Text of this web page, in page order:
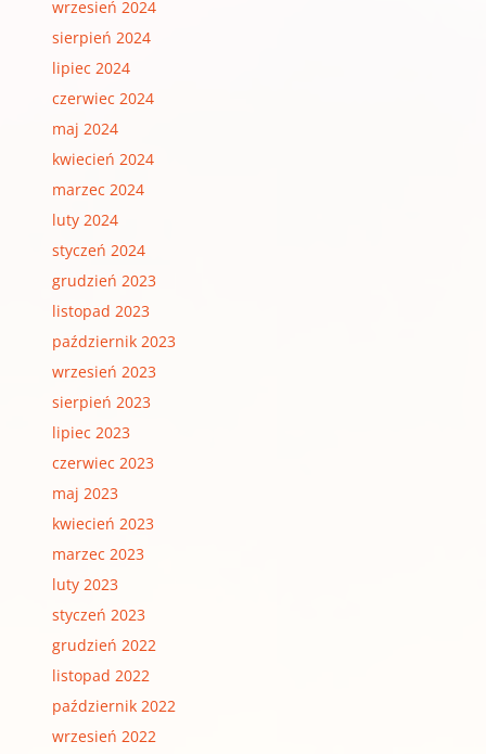
wrzesień 2024
sierpień 2024
lipiec 2024
czerwiec 2024
maj 2024
kwiecień 2024
marzec 2024
luty 2024
styczeń 2024
grudzień 2023
listopad 2023
październik 2023
wrzesień 2023
sierpień 2023
lipiec 2023
czerwiec 2023
maj 2023
kwiecień 2023
marzec 2023
luty 2023
styczeń 2023
grudzień 2022
listopad 2022
październik 2022
wrzesień 2022